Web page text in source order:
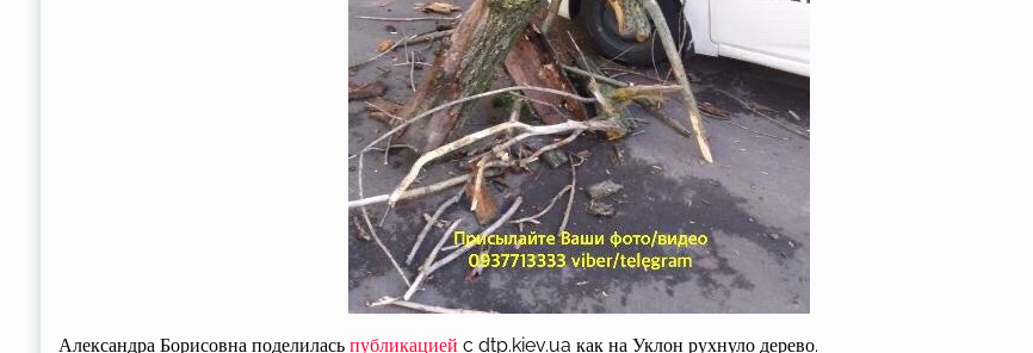
Александра Борисовна поделилась публикацией c dtp.kiev.ua как на Уклон рухнуло дерево.